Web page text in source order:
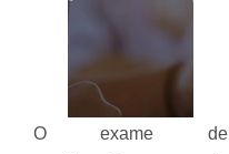
O exame de